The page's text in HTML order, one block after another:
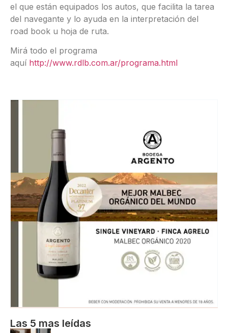
el que están equipados los autos, que facilita la tarea
del navegante y lo ayuda en la interpretación del
road book u hoja de ruta.
Mirá todo el programa
aquí http://www.rdlb.com.ar/programa.html
Las 5 mas leídas